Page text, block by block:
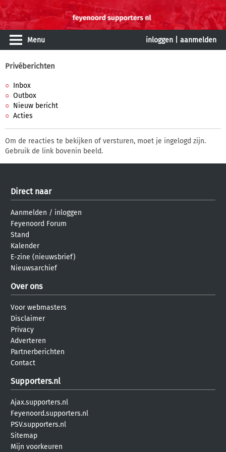
Menu inloggen aanmelden
Privéberichten
Inbox
Outbox
Nieuw bericht
Acties
Om de reacties te bekijken of versturen, moet je ingelogd zijn.
Gebruik de link bovenin beeld.
Direct naar
Aanmelden / inloggen
Feyenoord Forum
Stand
Kalender
E-zine (nieuwsbrief)
Nieuwsarchief
Over ons
Voor webmasters
Disclaimer
Privacy
Adverteren
Partnerberichten
Contact
Supporters.nl
Ajax.supporters.nl
Feyenoord.supporters.nl
PSV.supporters.nl
Sitemap
Mijn voorkeuren